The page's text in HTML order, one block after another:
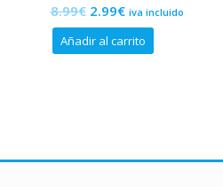
de
5
8.99€ El
precio
original
2.99€El
precio
actual
iva incluido
Añadir al carrito